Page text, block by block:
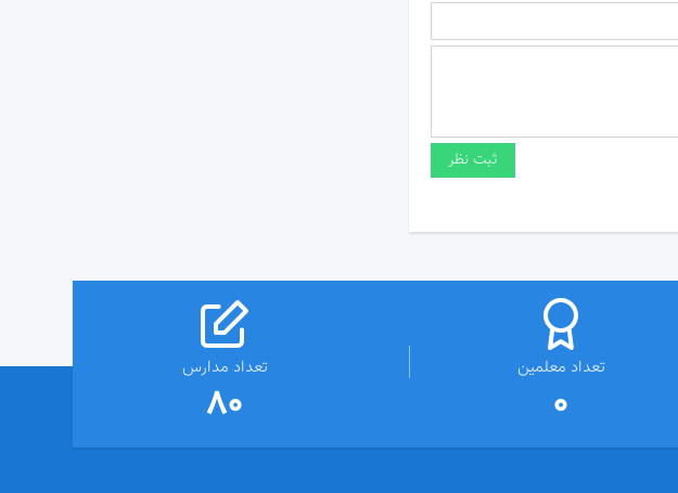
تعداد معلمین
0
تعداد مدارس
80